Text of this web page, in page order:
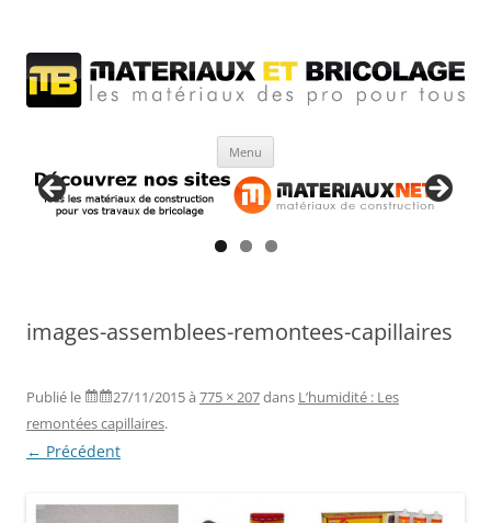
Menu
images-assemblees-remontees-capillaires
Publié le 27/11/2015à 775 × 207dans L’humidité : Les
remontées capillaires.
← Précédent